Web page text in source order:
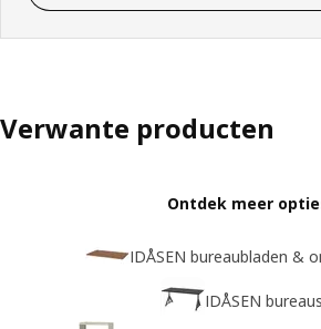
Verwante producten
Ontdek meer
IDÅSEN bureaubladen &
IDÅSEN bureaus